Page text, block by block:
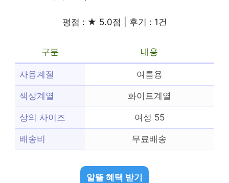
평점 : ★ 5.0점 | 후기 : 1건
구분 내용
사용계절 여름용
색상계열 화이트계열
상의 사이즈 여성 55
배송비 무료배송
알뜰 혜택 받기